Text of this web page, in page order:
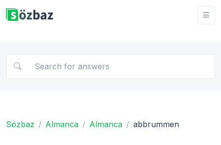
Sözbaz Almanca Almanca abbrummen